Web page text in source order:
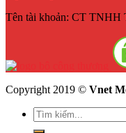
Tên tài khoản: CT TNHH
Copyright 2019 © Vnet